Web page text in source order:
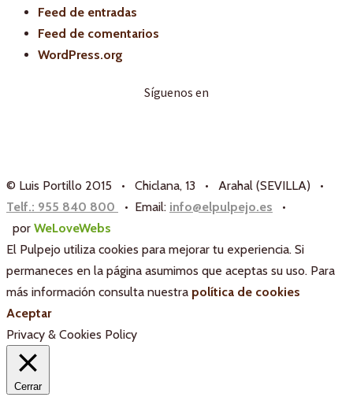
Feed de entradas
Feed de comentarios
WordPress.org
Síguenos en
© Luis Portillo 2015 • Chiclana, 13 • Arahal (SEVILLA) •
Telf.: 955 840 800
• Email: info@elpulpejo.es
•
por WeLoveWebs
El Pulpejo utiliza cookies para mejorar tu experiencia. Si
permaneces en la página asumimos que aceptas su uso. Para
más información consulta nuestra política de cookies
Aceptar
Privacy & Cookies Policy
Cerrar